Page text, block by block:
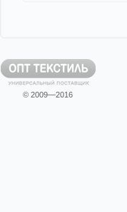
© 2009—2016